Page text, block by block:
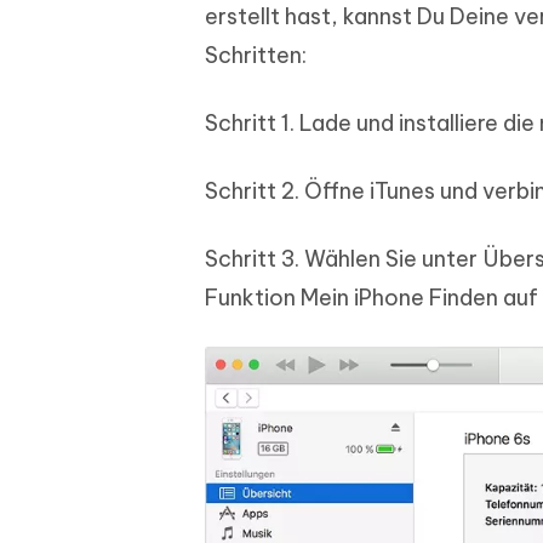
erstellt hast, kannst Du Deine
Schritten:
Schritt 1. Lade und installiere
Schritt 2. Öffne iTunes und
Schritt 3. Wählen Sie unter
Funktion Mein iPhone Finden